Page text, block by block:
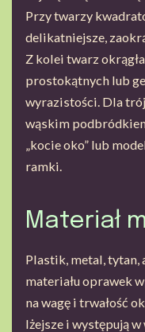
Przy twarzy
delikatniejsze,
Z kolei twarz
prostokątnych lub
wyrazistości. Dla
wąskim
„kocie oko” lub
ramki.
Materiał
Plastik, metal, tytan,
materiału oprawek
na wagę i trwałość
lżejsze i występują